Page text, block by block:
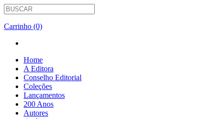
Carrinho (0)
Home
A Editora
Conselho Editorial
Coleções
Lançamentos
200 Anos
Autores